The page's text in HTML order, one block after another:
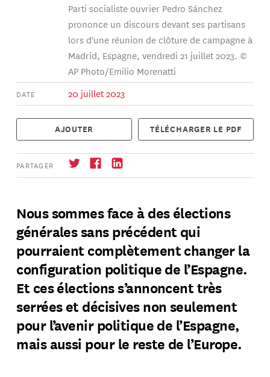
Parti socialiste ouvrier Pedro Sánchez
prononce un discours devant ses partisans
lors d'une réunion de clôture de campagne à
Madrid, Espagne, vendredi 21 juillet 2023. ©
AP Photo/Emilio Morenatti
DATE 20 juillet 2023
AJOUTER TÉLÉCHARGER LE PDF
PARTAGER
→ S'abonner
Nous sommes face à des élections
générales sans précédent qui
pourraient complètement changer la
configuration politique de l’Espagne.
Et ces élections s’annoncent très
serrées et décisives non seulement
pour l’avenir politique de l’Espagne,
mais aussi pour le reste de l’Europe.